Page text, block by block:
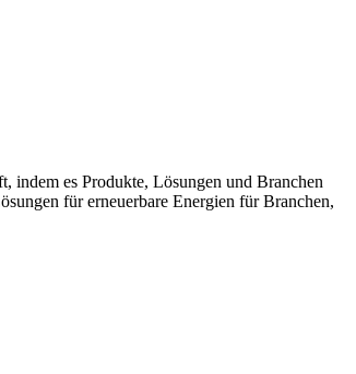
indem es Produkte, Lösungen und Branchen
für erneuerbare Energien für Branchen,